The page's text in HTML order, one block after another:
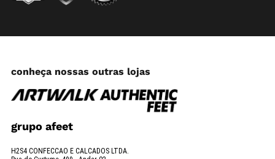
conheça nossas outras lojas
grupo afeet
H2S4 CONFECCAO E CALCADOS LTDA.